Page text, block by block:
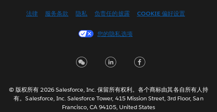
Français (Canada)
Italiano
한국어
Nederlands
法律 服务条款 隐私 负责任的披露 COOKIE 偏好设置
您的隐私选项
© 版权所有 2026 Salesforce, Inc. 保留所有权利。各个商标由其各自所有人持
有。Salesforce, Inc. Salesforce Tower, 415 Mission Street, 3rd Floor, San
Francisco, CA 94105, United States